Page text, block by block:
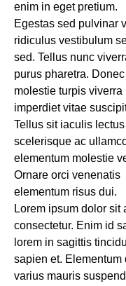
enim in eget pretium.
Egestas sed pulvinar
ridiculus vestibulum
sed. Tellus nunc
purus pharetra.
molestie turpis viverra
imperdiet vitae
Tellus sit iaculis lectus
scelerisque ac
elementum molestie
Ornare orci venenatis
elementum risus dui.
Lorem ipsum dolor sit
consectetur. Enim id
lorem in sagittis
sapien et. Elementum
varius mauris